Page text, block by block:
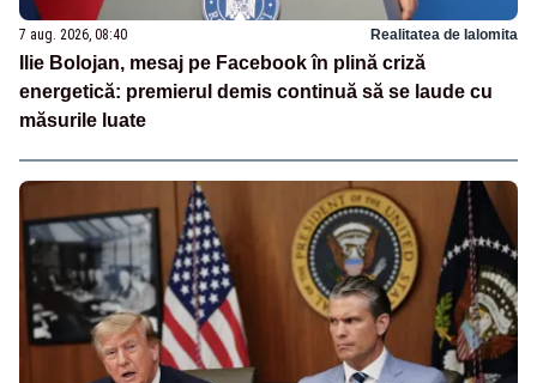
7 aug. 2026, 08:40 Realitatea de Ialomita
Ilie Bolojan, mesaj pe Facebook în plină criză
energetică: premierul demis continuă să se laude cu
măsurile luate